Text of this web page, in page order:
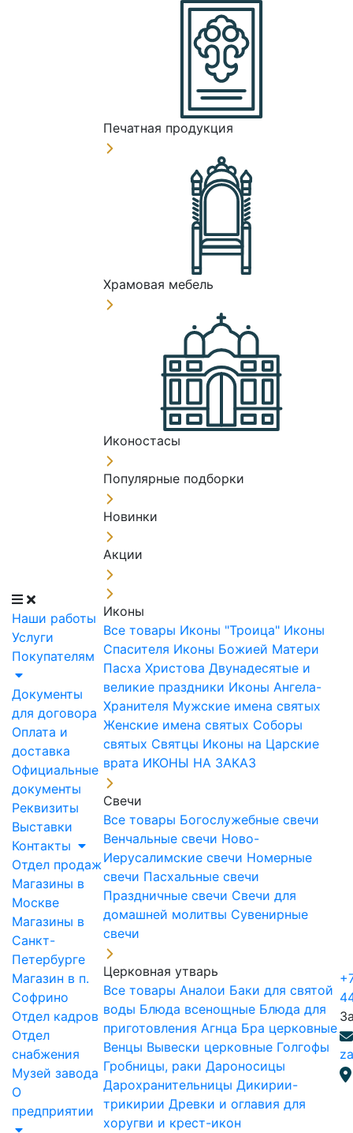
Наши работы
Услуги
Покупателям
Документы
для договора
Оплата и
доставка
Официальные
документы
Реквизиты
Выставки
Контакты
Отдел продаж
Магазины в
Москве
Магазины в
Санкт-
Петербурге
Магазин в п.
Софрино
Отдел кадров
Отдел
снабжения
Музей завода
О
предприятии
Печатная продукция
Храмовая мебель
Иконостасы
Популярные подборки
Новинки
Акции
Иконы
Все товары Иконы "Троица" Иконы
Спасителя Иконы Божией Матери
Пасха Христова Двунадесятые и
великие праздники Иконы Ангела-
Хранителя Мужские имена святых
Женские имена святых Соборы
святых Святцы Иконы на Царские
врата ИКОНЫ НА ЗАКАЗ
Свечи
Все товары Богослужебные свечи
Венчальные свечи Ново-
Иерусалимские свечи Номерные
свечи Пасхальные свечи
Праздничные свечи Свечи для
домашней молитвы Сувенирные
свечи
Церковная утварь
Все товары Аналои Баки для святой
воды Блюда всенощные Блюда для
приготовления Агнца Бра церковные
Венцы Вывески церковные Голгофы
Гробницы, раки Дароносицы
Дарохранительницы Дикирии-
трикирии Древки и оглавия для
хоругви и крест-икон